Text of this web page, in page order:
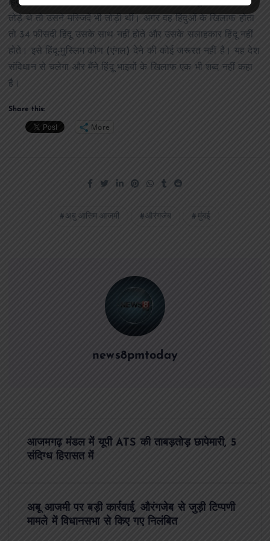
हिंदुओं ने धर्म परिवर्तन किया होगा। अगर औरंगजेब रहमतुल्लाह ने मंदिर
तोड़े थे तो उसने मस्जिदें भी तोड़ी थीं। अगर वह हिंदुओं के खिलाफ होता
तो 34 फीसदी हिंदू उसके साथ नहीं होते और उसके सलाहकार हिंदू नहीं
होते। इसे हिंदू-मुस्लिम कोण (एंगल) देने की कोई जरूरत नहीं है। यह देश
संविधान से चलेगा और मैंने हिंदू भाइयों के खिलाफ एक भी शब्द नहीं कहा
है।
Share this:
More
अबु आसिम आजमी औरंगजेब मुंबई
news8pmtoday
आजमगढ़ मंडल में यूपी ATS की ताबड़तोड़ छापेमारी, 5
संदिग्ध हिरासत में
अबू आजमी पर बड़ी कार्रवाई, औरंगजेब से जुड़ी टिप्पणी
मामले में विधानसभा से किए गए निलंबित